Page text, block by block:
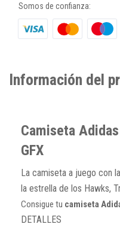
Somos de confianza:
Información del
Camiseta
GFX
La camiseta a juego con
la estrella de los Hawks,
Consigue tu camiseta
DETALLES